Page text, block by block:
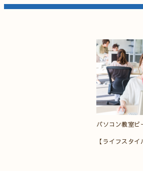
パソコン教室ビ
【ライフスタ